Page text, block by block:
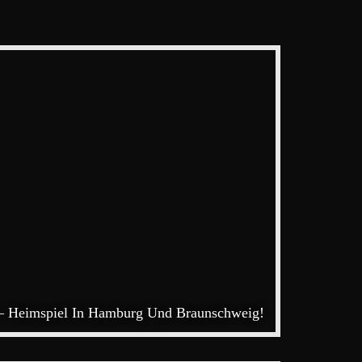
Heimspiel In Hamburg Und Braunschweig!